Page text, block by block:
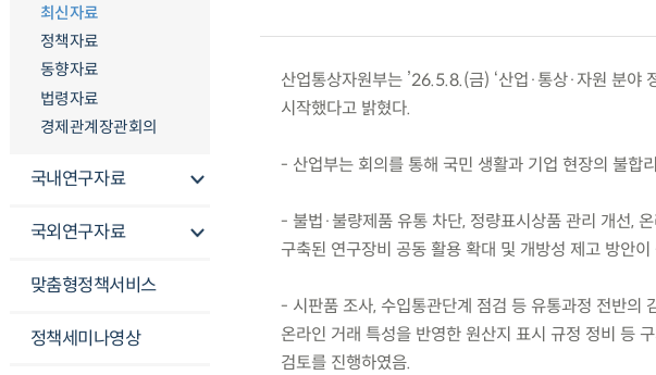
최신자료
정책자료
동향자료
법령자료
경제관계장관회의
국내연구자료
국외연구자료
맞춤형정책서비스
정책세미나영상
산업통상자원부는 ’26.5.8.(금) ‘산업·통상·자원 분야
시작했다고 밝혔다.
- 산업부는 회의를 통해 국민 생활과 기업 현장의 불합
- 불법·불량제품 유통 차단, 정량표시상품 관리 개선,
구축된 연구장비 공동 활용 확대 및 개방성 제고 방안이
- 시판품 조사, 수입통관단계 점검 등 유통과정 전반의
온라인 거래 특성을 반영한 원산지 표시 규정 정비 등
검토를 진행하였음.